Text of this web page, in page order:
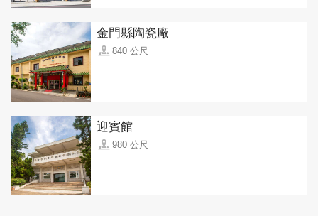
金門縣陶瓷廠
840 公尺
迎賓館
980 公尺